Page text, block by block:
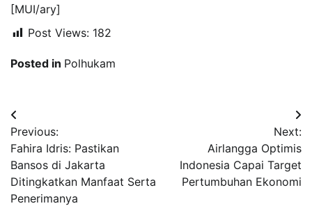
[MUI/ary]
Post Views: 182
Posted in Polhukam
Navigasi
pos
Previous:
Fahira Idris: Pastikan
Bansos di Jakarta
Ditingkatkan Manfaat Serta
Penerimanya
Next:
Airlangga Optimis
Indonesia Capai Target
Pertumbuhan Ekonomi